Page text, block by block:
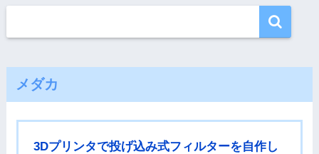
メダカ
3Dプリンタで投げ込み式フィルターを自作し